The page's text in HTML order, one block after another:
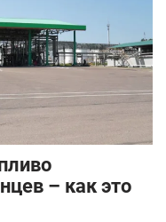
– как это